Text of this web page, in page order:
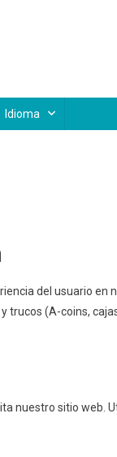
Idioma
del usuario en
trucos (A-coins,
nuestro sitio web.